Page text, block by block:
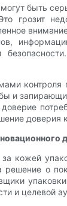
быть
грозит
контроля
доверия
кожей
решение о
и целевой